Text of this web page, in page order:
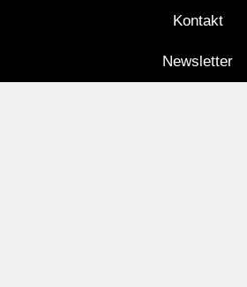
Kontakt
Newsletter